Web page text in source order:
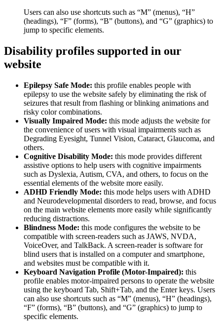
Users can also use shortcuts such as “M” (menus), “H”
(headings), “F” (forms), “B” (buttons), and “G” (graphics) to
jump to specific elements.
Disability profiles supported in our
website
Epilepsy Safe Mode: this profile enables people with
epilepsy to use the website safely by eliminating the risk of
seizures that result from flashing or blinking animations and
risky color combinations.
Visually Impaired Mode: this mode adjusts the website for
the convenience of users with visual impairments such as
Degrading Eyesight, Tunnel Vision, Cataract, Glaucoma, and
others.
Cognitive Disability Mode: this mode provides different
assistive options to help users with cognitive impairments
such as Dyslexia, Autism, CVA, and others, to focus on the
essential elements of the website more easily.
ADHD Friendly Mode: this mode helps users with ADHD
and Neurodevelopmental disorders to read, browse, and focus
on the main website elements more easily while significantly
reducing distractions.
Blindness Mode: this mode configures the website to be
compatible with screen-readers such as JAWS, NVDA,
VoiceOver, and TalkBack. A screen-reader is software for
blind users that is installed on a computer and smartphone,
and websites must be compatible with it.
Keyboard Navigation Profile (Motor-Impaired): this
profile enables motor-impaired persons to operate the website
using the keyboard Tab, Shift+Tab, and the Enter keys. Users
can also use shortcuts such as “M” (menus), “H” (headings),
“F” (forms), “B” (buttons), and “G” (graphics) to jump to
specific elements.